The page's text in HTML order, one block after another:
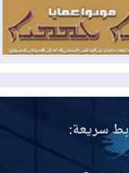
بغداد:
سيواجه برد